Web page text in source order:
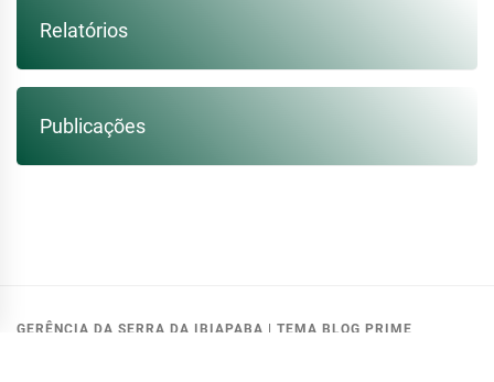
Relatórios
Publicações
GERÊNCIA DA SERRA DA IBIAPABA | TEMA BLOG PRIME